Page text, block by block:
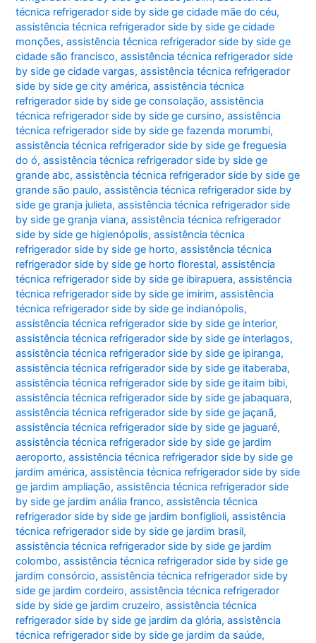
técnica refrigerador side by side ge cidade mãe do céu,
assistência técnica refrigerador side by side ge cidade
monções,assistência técnica refrigerador side by side ge
cidade são francisco,assistência técnica refrigerador side
by side ge cidade vargas,assistência técnica refrigerador
side by side ge city américa,assistência técnica
refrigerador side by side ge consolação,assistência
técnica refrigerador side by side ge cursino,assistência
técnica refrigerador side by side ge fazenda morumbi,
assistência técnica refrigerador side by side ge freguesia
do ó,assistência técnica refrigerador side by side ge
grande abc,assistência técnica refrigerador side by side ge
grande são paulo,assistência técnica refrigerador side by
side ge granja julieta,assistência técnica refrigerador side
by side ge granja viana,assistência técnica refrigerador
side by side ge higienópolis,assistência técnica
refrigerador side by side ge horto,assistência técnica
refrigerador side by side ge horto florestal,assistência
técnica refrigerador side by side ge ibirapuera,assistência
técnica refrigerador side by side ge imirim,assistência
técnica refrigerador side by side ge indianópolis,
assistência técnica refrigerador side by side ge interior,
assistência técnica refrigerador side by side ge interlagos,
assistência técnica refrigerador side by side ge ipiranga,
assistência técnica refrigerador side by side ge itaberaba,
assistência técnica refrigerador side by side ge itaim bibi,
assistência técnica refrigerador side by side ge jabaquara,
assistência técnica refrigerador side by side ge jaçanã,
assistência técnica refrigerador side by side ge jaguaré,
assistência técnica refrigerador side by side ge jardim
aeroporto,assistência técnica refrigerador side by side ge
jardim américa,assistência técnica refrigerador side by side
ge jardim ampliação,assistência técnica refrigerador side
by side ge jardim anália franco,assistência técnica
refrigerador side by side ge jardim bonfiglioli,assistência
técnica refrigerador side by side ge jardim brasil,
assistência técnica refrigerador side by side ge jardim
colombo,assistência técnica refrigerador side by side ge
jardim consórcio,assistência técnica refrigerador side by
side ge jardim cordeiro,assistência técnica refrigerador
side by side ge jardim cruzeiro,assistência técnica
refrigerador side by side ge jardim da glória,assistência
técnica refrigerador side by side ge jardim da saúde,